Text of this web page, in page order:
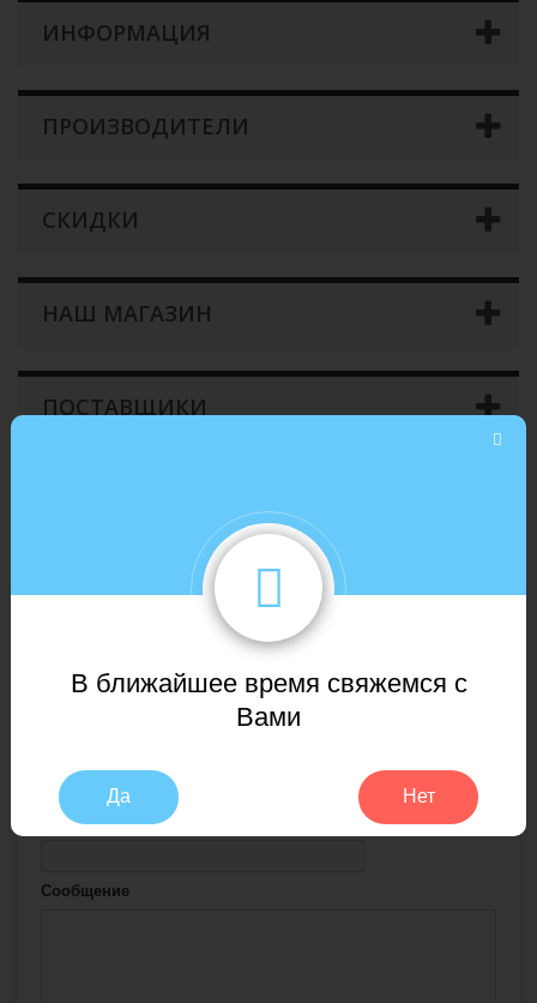
В ближайшее время свяжемся с
Вами
Да Нет
ИНФОРМАЦИЯ
ПРОИЗВОДИТЕЛИ
СКИДКИ
НАШ МАГАЗИН
ПОСТАВЩИКИ
СЛУЖБА ПОДДЕРЖКИ - СВЯЖИТЕСЬ С НАМИ
ОТПРАВИТЬ СООБЩЕНИЕ
Тема
Номер заказа:
Сообщение